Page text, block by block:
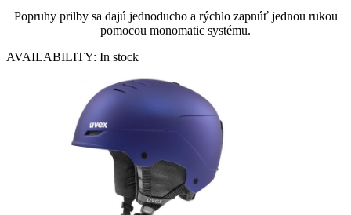
Popruhy prilby sa dajú jednoducho a rýchlo zapnúť jednou rukou
pomocou monomatic systému.
AVAILABILITY: In stock